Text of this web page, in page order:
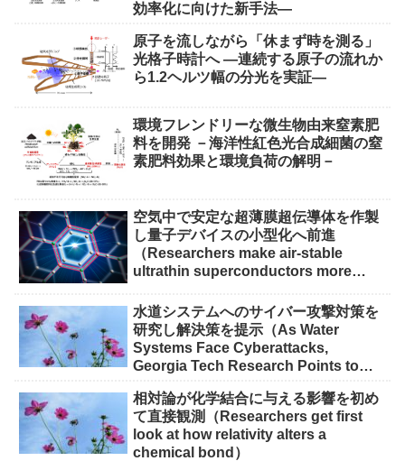
効率化に向けた新手法―
原子を流しながら「休まず時を測る」
光格子時計へ ―連続する原子の流れか
ら1.2ヘルツ幅の分光を実証―
環境フレンドリーな微生物由来窒素肥
料を開発 －海洋性紅色光合成細菌の窒
素肥料効果と環境負荷の解明－
空気中で安定な超薄膜超伝導体を作製
し量子デバイスの小型化へ前進
（Researchers make air-stable
ultrathin superconductors more
水道システムへのサイバー攻撃対策を
研究し解決策を提示（As Water
Systems Face Cyberattacks,
Georgia Tech Research Points to
相対論が化学結合に与える影響を初め
て直接観測（Researchers get first
look at how relativity alters a
chemical bond）